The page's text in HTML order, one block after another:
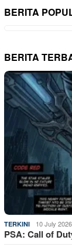
BERITA
BERITA
TERKINI 10 July 2026
PSA: Call of